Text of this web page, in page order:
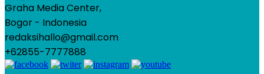
Graha Media Center,
Bogor - Indonesia
redaksihallo@gmail.com
+62855-7777888